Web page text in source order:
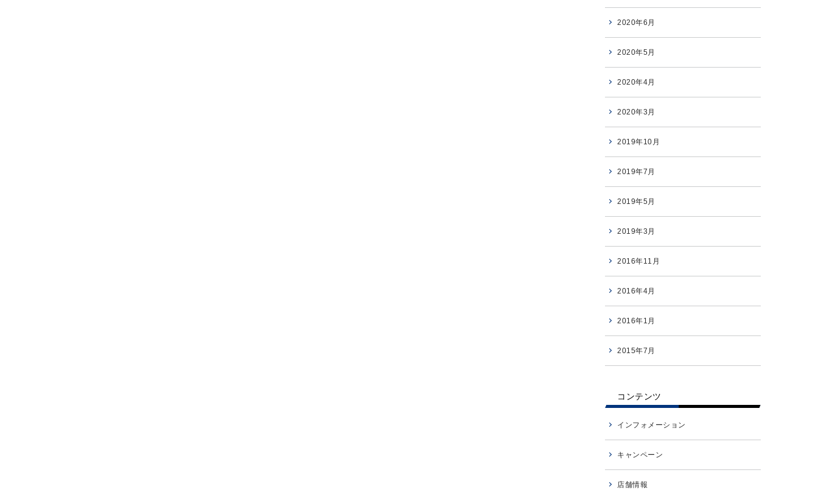
2020年6月
2020年5月
2020年4月
2020年3月
2019年10月
2019年7月
2019年5月
2019年3月
2016年11月
2016年4月
2016年1月
2015年7月
コンテンツ
インフォメーション
キャンペーン
店舗情報